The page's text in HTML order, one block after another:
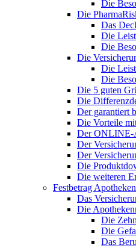
Die
Die
Das
Die
Die
Die
Die
Die
Die 5 guten
Die
Der garantiert
Die Vorteile
Der ONLINE-
Der
Der
Die
Die weiteren
Festbetrag
Das
Die
Die
Die
Das